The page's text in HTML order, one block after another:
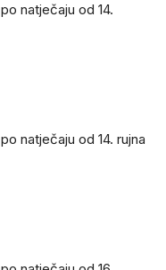
natječaju od 14.
natječaju od 14. rujna